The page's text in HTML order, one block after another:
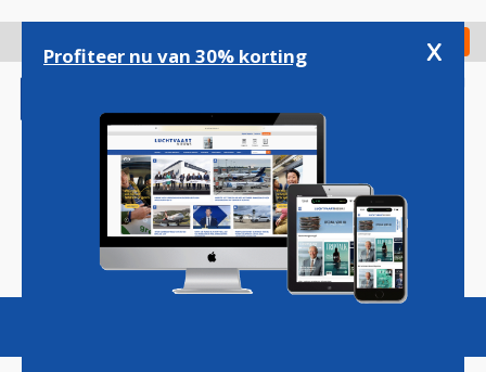
gaan
Check in
Magazine Podcasts Vacatures
Profiteer nu van 30% korting x